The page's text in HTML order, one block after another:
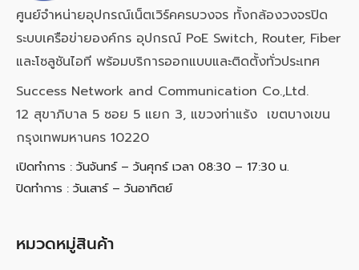
ศูนย์จำหน่ายอุปกรณ์เน็ตเวิร์คครบวงจร ทั้งกล้องวงจรปิด
ระบบเครือข่ายองค์กร อุปกรณ์ PoE Switch, Router, Fiber
และโซลูชันไอที พร้อมบริการออกแบบและติดตั้งทั่วประเทศ
Success Network and Communication Co.,Ltd.
12 สุขาภิบาล 5 ซอย 5 แยก 3, แขวงท่าแร้ง เขตบางเขน
กรุงเทพมหานคร 10220
เปิดทำการ : วันจันทร์ – วันศุกร์ เวลา 08:30 – 17:30 น.
ปิดทำการ : วันเสาร์ – วันอาทิตย์
หมวดหมู่สินค้า